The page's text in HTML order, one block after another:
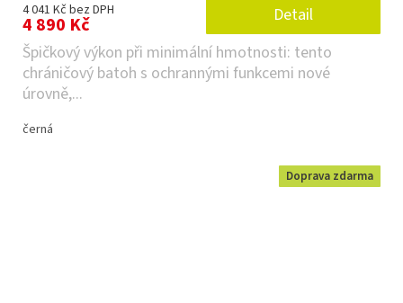
4 041 Kč bez DPH
4 890 Kč
Detail
Špičkový výkon při minimální hmotnosti: tento
chráničový batoh s ochrannými funkcemi nové
úrovně,...
černá
Doprava zdarma